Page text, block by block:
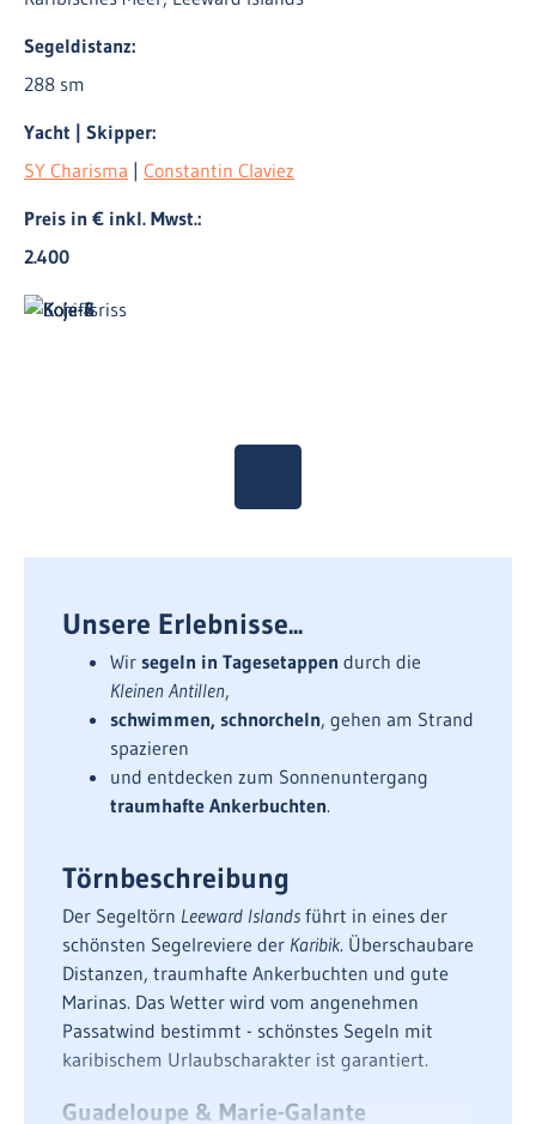
Segeldistanz:
288 sm
Yacht | Skipper:
SY Charisma | Constantin Claviez
Preis in € inkl. Mwst.:
2.400
Unsere Erlebnisse...
Wir segeln in Tagesetappen durch die
Kleinen Antillen,
schwimmen, schnorcheln, gehen am Strand
spazieren
und entdecken zum Sonnenuntergang
traumhafte Ankerbuchten.
Törnbeschreibung
Der Segeltörn Leeward Islands führt in eines der
schönsten Segelreviere der Karibik. Überschaubare
Distanzen, traumhafte Ankerbuchten und gute
Marinas. Das Wetter wird vom angenehmen
Passatwind bestimmt - schönstes Segeln mit
karibischem Urlaubscharakter ist garantiert.
Guadeloupe & Marie-Galante